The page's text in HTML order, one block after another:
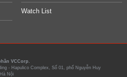
Watch List
VCCorp.
- Hapulico Complex, Số 01, phố Nguyễn Huy
Nội